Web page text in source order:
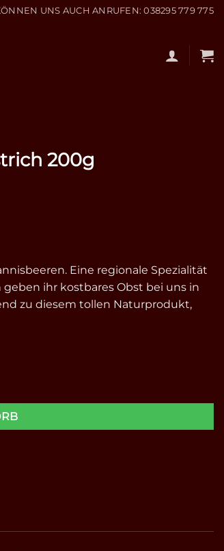
UNS AUCH ANRUFEN: 038295 779 775
200g
Eine regionale Spezialität
ihr kostbares Obst bei uns in
zu diesem tollen Naturprodukt,